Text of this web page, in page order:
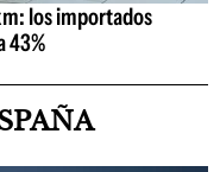
los importados
43%